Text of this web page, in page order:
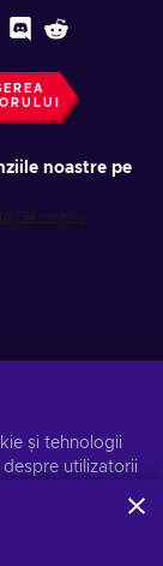
noastre pe
de
și tehnologii
utilizatorii
Datele dvs.